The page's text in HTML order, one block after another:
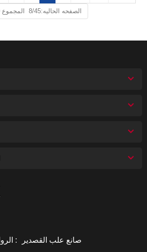
الصفحه الحاليه:8/45 المجموع 810 العناصر
الروابط : صانع علب القصدير